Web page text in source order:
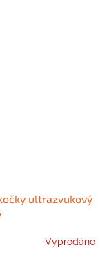
ultrazvukový
Vyprodáno